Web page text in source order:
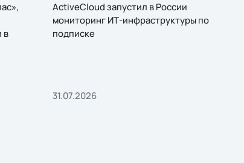
в
ActiveCloud запустил в России
мониторинг ИТ-инфраструктуры по
подписке
31.07.2026